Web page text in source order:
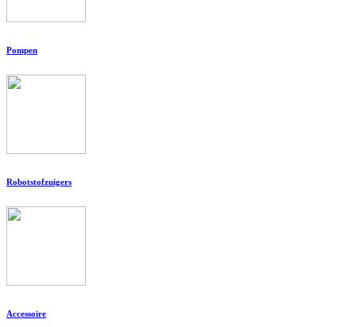
Pompen
Robotstofzuigers
Accessoire